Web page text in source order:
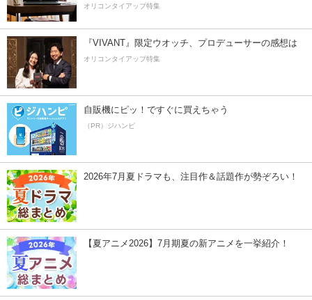
オリコンタイアップ特集
『VIVANT』限定ウオッチ、プロデューサーの感想は
オリコンタイアップ特集
自販機にピッ！ですぐに買えちゃう
（PR）ジハンピ
2026年7月夏ドラマも、注目作＆話題作が勢ぞろい！
【夏アニメ2026】7月期夏の新アニメを一挙紹介！